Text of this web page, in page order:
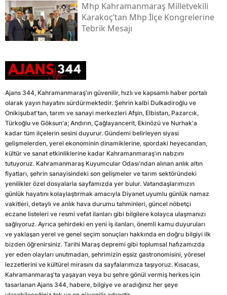
Mhp Kahramanmaraş Milletvekili
Karakoç’tan Mhp İlçe Kongrelerine
Tebrik Mesajı
Ajans 344, Kahramanmaraş'ın güvenilir, hızlı ve kapsamlı haber portalı
olarak yayın hayatını sürdürmektedir. Şehrin kalbi Dulkadiroğlu ve
Onikişubat'tan, tarım ve sanayi merkezleri Afşin, Elbistan, Pazarcık,
Türkoğlu ve Göksun'a; Andırın, Çağlayancerit, Ekinözü ve Nurhak'a
kadar tüm ilçelerin sesini duyurur. Gündemi belirleyen siyasi
gelişmelerden, yerel ekonominin dinamiklerine, spordaki heyecandan,
kültür ve sanat etkinliklerine kadar Kahramanmaraş'ın nabzını
tutuyoruz. Kahramanmaraş Kuyumcular Odası'ndan alınan anlık altın
fiyatları, şehrin sanayisindeki son gelişmeler ve tarım sektöründeki
yenilikler özel dosyalarla sayfamızda yer bulur. Vatandaşlarımızın
günlük hayatını kolaylaştırmak amacıyla Diyanet uyumlu günlük namaz
vakitleri, detaylı ve anlık hava durumu tahminleri, güncel nöbetçi
eczane listeleri ve resmi vefat ilanları gibi bilgilere kolayca ulaşmanızı
sağlıyoruz. Ayrıca şehirdeki en yeni iş ilanları, önemli kamu duyuruları
ve yaklaşan yerel ve genel seçim sonuçları hakkında en doğru bilgiyi ilk
bizden öğrenirsiniz. Tarihi Maraş depremi gibi toplumsal hafızamızda
yer eden olayları unutmadan, şehrimizin eşsiz gastronomisini, yöresel
lezzetlerini ve kültürel mirasını da sayfalarımıza taşıyoruz. Kısacası,
Kahramanmaraş'ta yaşayan veya bu şehre gönül vermiş herkes için
tasarlanan Ajans 344, habere, bilgiye ve aradığınız her şeye